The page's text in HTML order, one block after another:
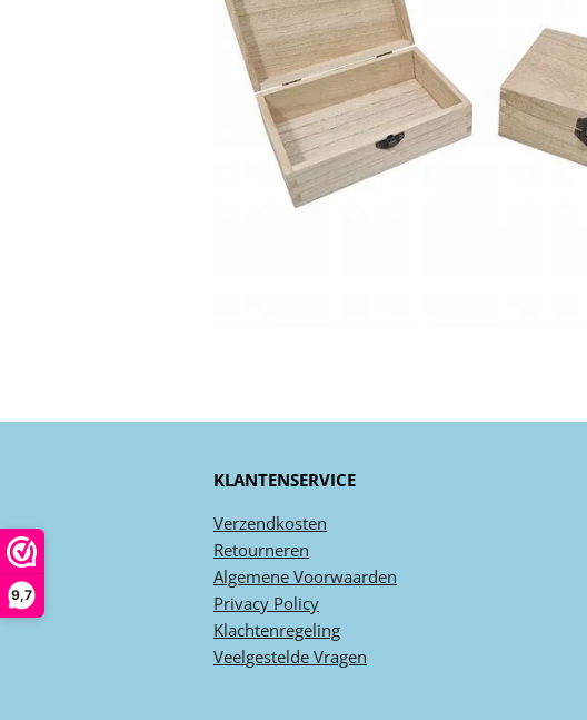
9,7
KLANTENSERVICE
Verzendkosten
Retourneren
Algemene Voorwaarden
Privacy Policy
Klachtenregeling
Veelgestelde Vragen